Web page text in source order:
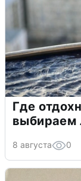
Где
выбираем
8 августа 0